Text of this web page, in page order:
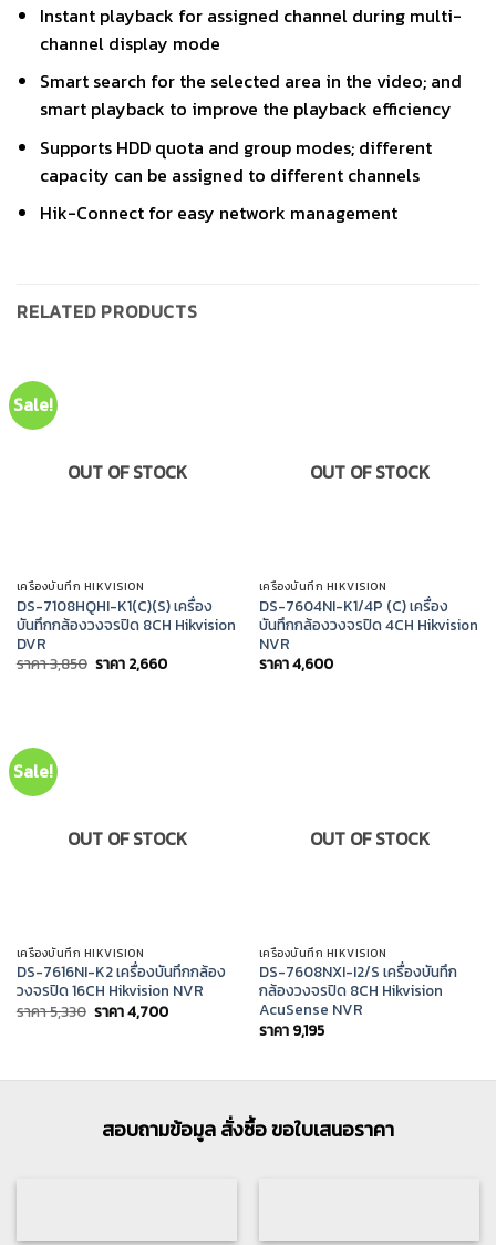
Instant playback for assigned channel during multi-
channel display mode
Smart search for the selected area in the video; and
smart playback to improve the playback efficiency
Supports HDD quota and group modes; different
capacity can be assigned to different channels
Hik-Connect for easy network management
RELATED PRODUCTS
Sale!
OUT OF STOCK
เครื่องบันทึก HIKVISION
DS-7108HQHI-K1(C)(S) เครื่อง
บันทึกกล้องวงจรปิด 8CH Hikvision
DVR
ราคา3,850 Original
ราคา 2,660Current
OUT OF STOCK
เครื่องบันทึก HIKVISION
DS-7604NI-K1/4P (C) เครื่อง
บันทึกกล้องวงจรปิด 4CH Hikvision
NVR
ราคา4,600
Sale!
OUT OF STOCK
เครื่องบันทึก HIKVISION
DS-7616NI-K2 เครื่องบันทึกกล้อง
วงจรปิด 16CH Hikvision NVR
ราคา5,330 Original
price
ราคา4,700Current
price
OUT OF STOCK
เครื่องบันทึก HIKVISION
DS-7608NXI-I2/S เครื่องบันทึก
กล้องวงจรปิด 8CH Hikvision
AcuSense NVR
ราคา 9,195
สอบถามข้อมูล สั่งซื้อ ขอใบเสนอราคา